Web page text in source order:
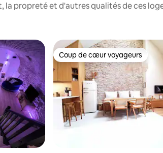
la propreté et d'autres qualités de ces
Coup de cœur voyageurs
Coup de cœur voyageurs